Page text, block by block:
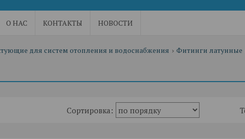
О НАС КОНТАКТЫ НОВОСТИ
для систем отопления и водоснабжения Фитинги латунные